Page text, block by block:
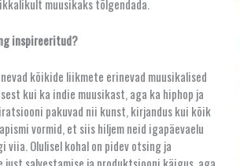
muusikaks tõlgendada.
inspireeritud?
kõikide liikmete erinevad muusikalised
kui ka indie muusikast, aga ka hiphop ja
pakuvad nii kunst, kirjandus kui kõik
vormid, et siis hiljem neid igapäevaelu
viia. Olulisel kohal on pidev otsing ja
just salvestamise ja produktsiooni käigus, aga